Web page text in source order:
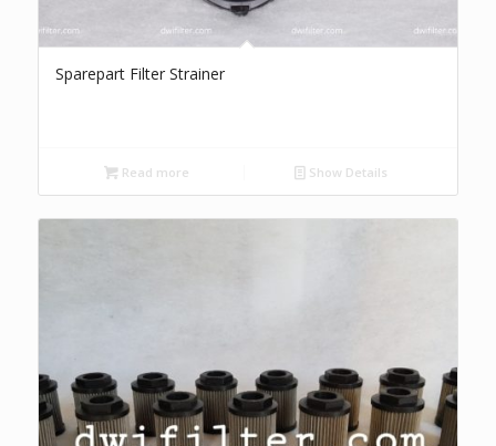
Sparepart Filter Strainer
Read more Show Details